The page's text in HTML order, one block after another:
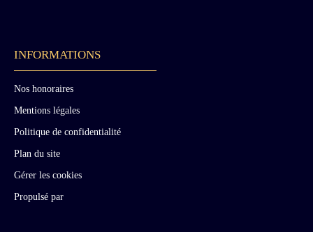
INFORMATIONS
Nos honoraires
Mentions légales
Politique de confidentialité
Plan du site
Gérer les cookies
Propulsé par